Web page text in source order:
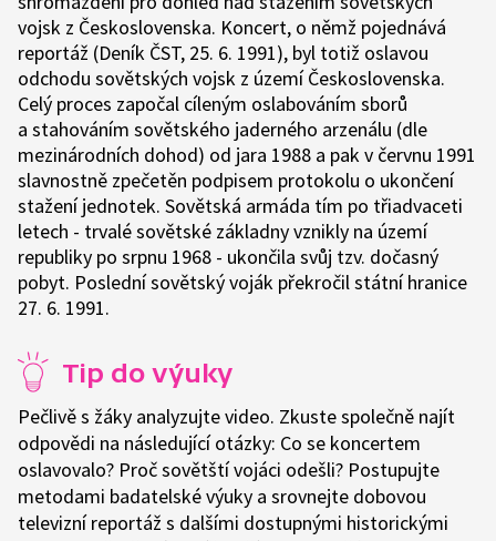
vojsk z Československa. Koncert, o němž pojednává
reportáž (Deník ČST, 25. 6. 1991), byl totiž oslavou
odchodu sovětských vojsk z území Československa.
Celý proces započal cíleným oslabováním sborů
a stahováním sovětského jaderného arzenálu (dle
mezinárodních dohod) od jara 1988 a pak v červnu 1991
slavnostně zpečetěn podpisem protokolu o ukončení
stažení jednotek. Sovětská armáda tím po třiadvaceti
letech - trvalé sovětské základny vznikly na území
republiky po srpnu 1968 - ukončila svůj tzv. dočasný
pobyt. Poslední sovětský voják překročil státní hranice
27. 6. 1991.
Tip do výuky
Pečlivě s žáky analyzujte video. Zkuste společně najít
odpovědi na následující otázky: Co se koncertem
oslavovalo? Proč sovětští vojáci odešli? Postupujte
metodami badatelské výuky a srovnejte dobovou
televizní reportáž s dalšími dostupnými historickými